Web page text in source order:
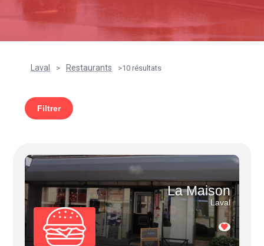
Laval > Restaurants >10 résultats
Filtrer
La Maison
Laval